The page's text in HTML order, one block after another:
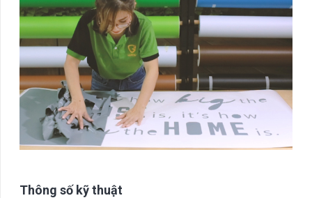
Thông số kỹ thuật